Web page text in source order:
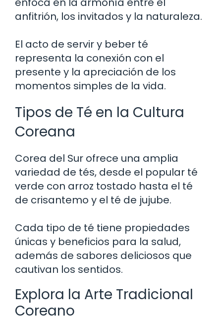
anfitrión, los invitados y la naturaleza.
El acto de servir y beber té
representa la conexión con el
presente y la apreciación de los
momentos simples de la vida.
Tipos de Té en la Cultura
Coreana
Corea del Sur ofrece una amplia
variedad de tés, desde el popular té
verde con arroz tostado hasta el té
de crisantemo y el té de jujube.
Cada tipo de té tiene propiedades
únicas y beneficios para la salud,
además de sabores deliciosos que
cautivan los sentidos.
Explora la Arte Tradicional
Coreano